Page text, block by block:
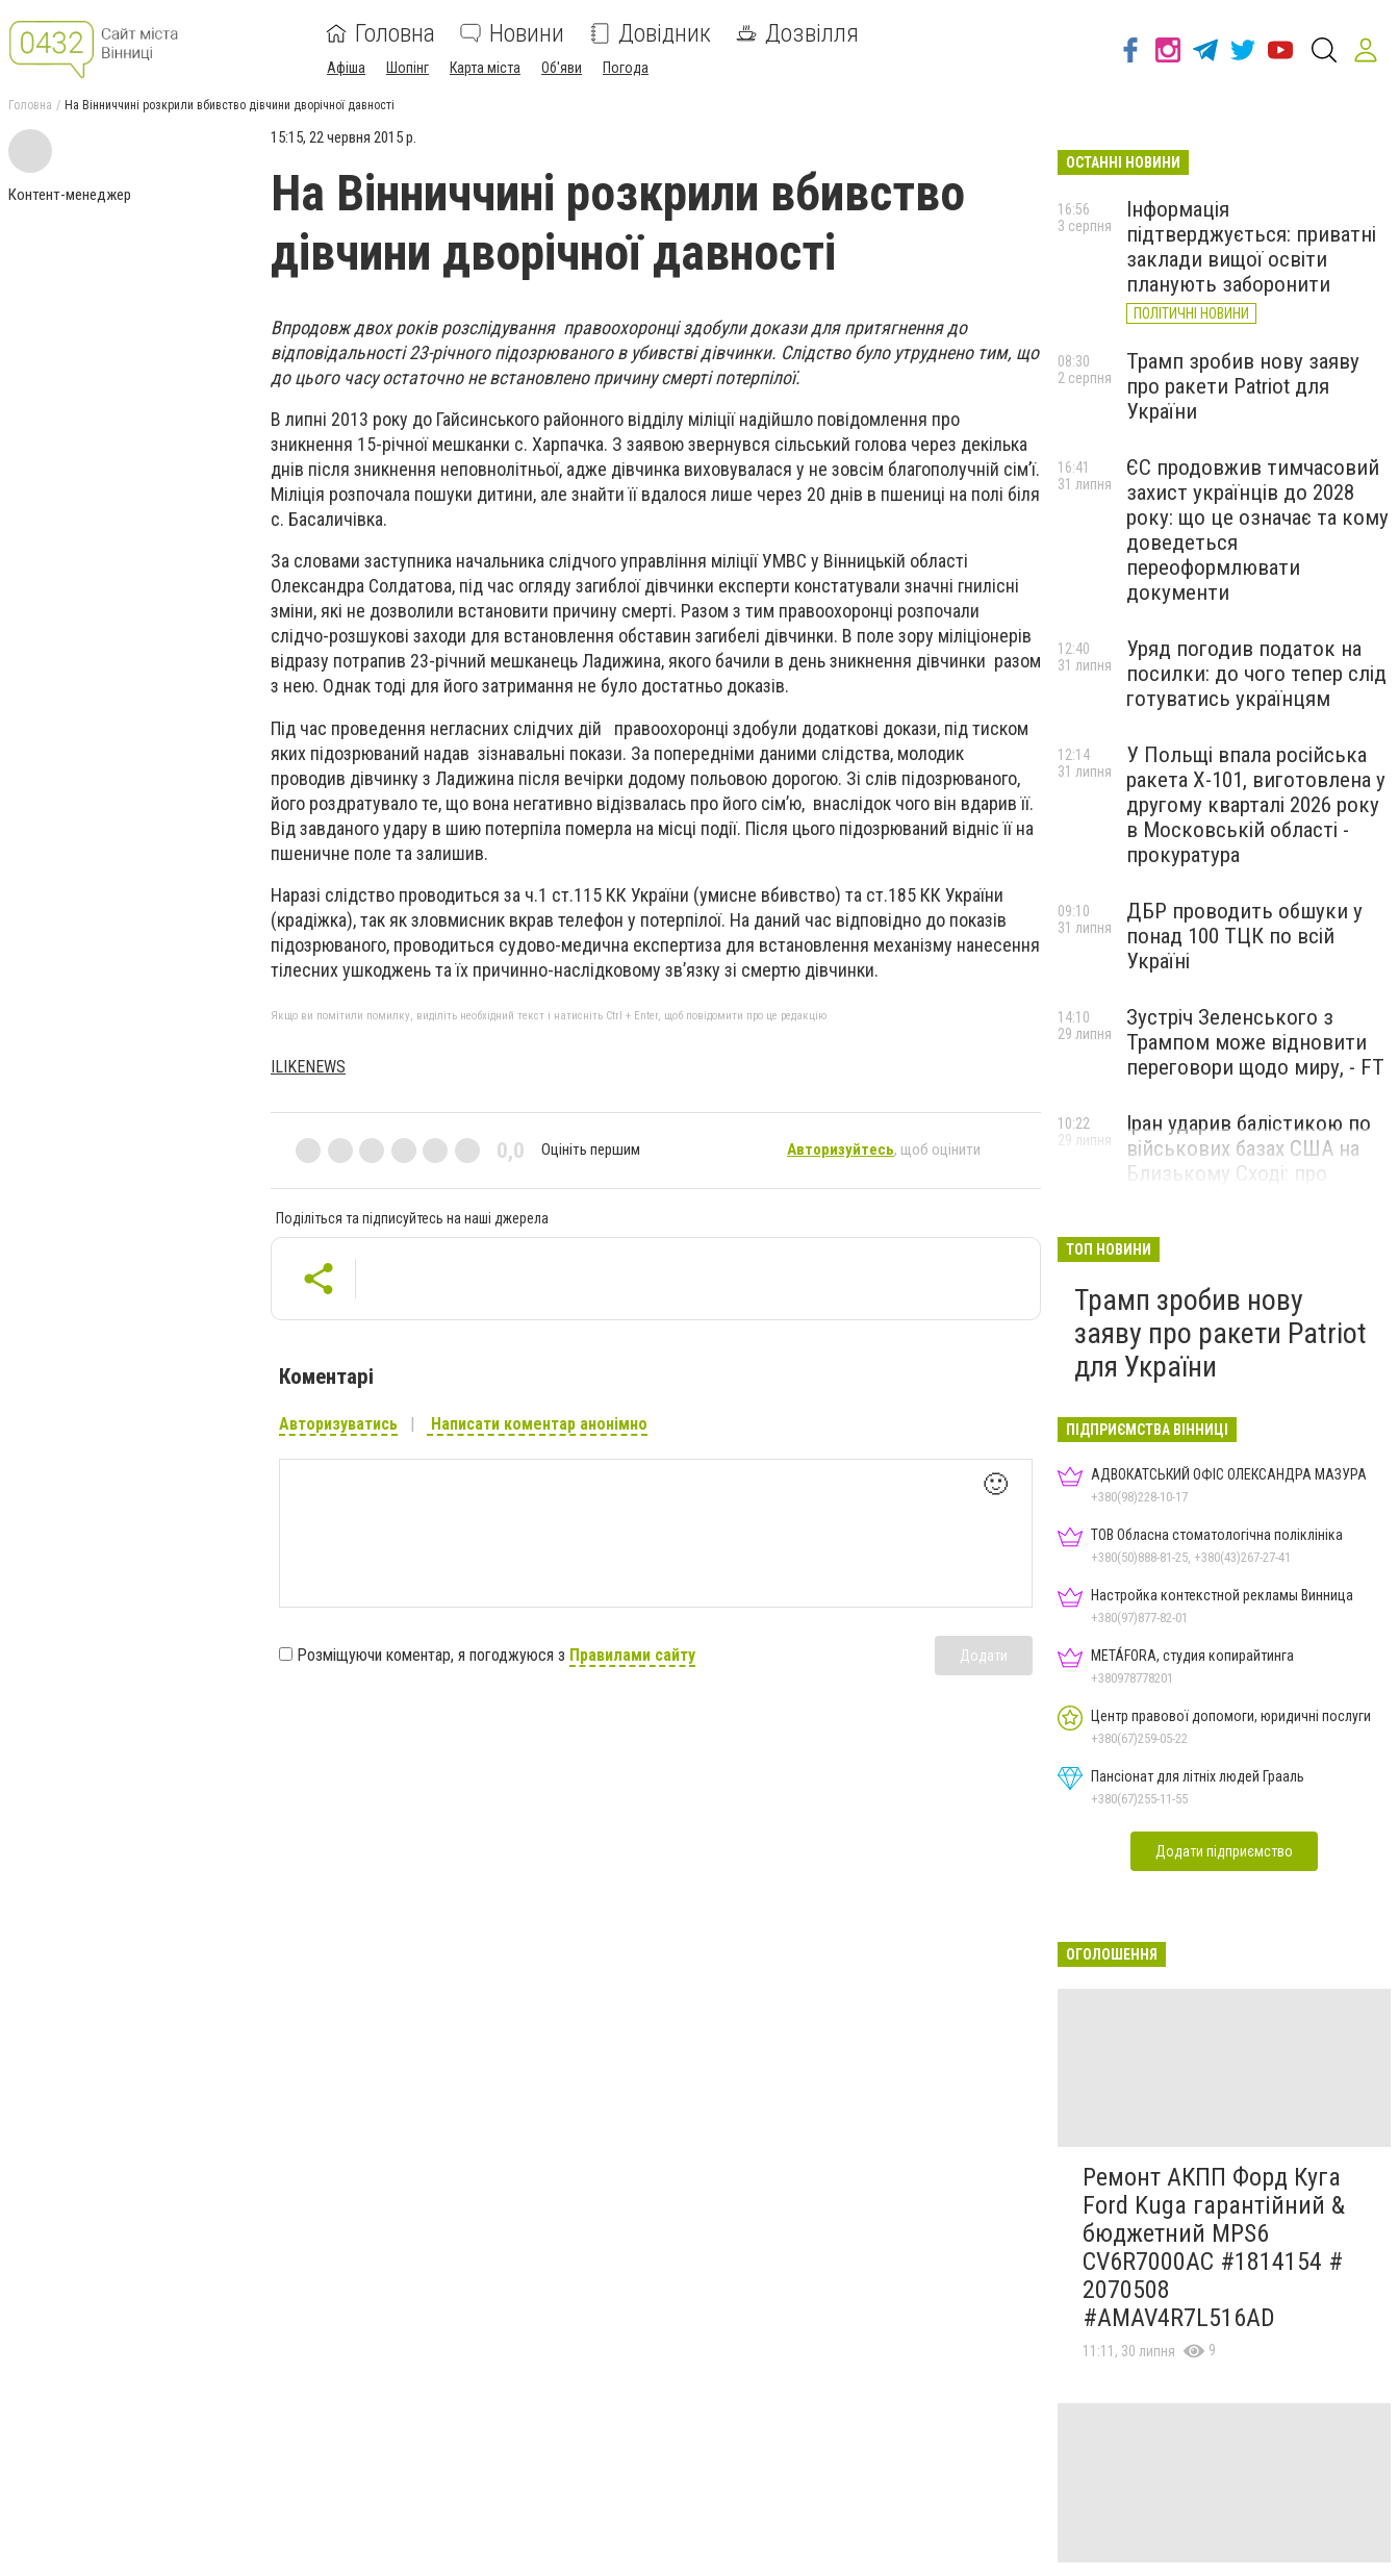
Головна Новини Довідник Дозвілля
Афіша Шопінг Карта міста Об'яви Погода
Головна На Вінниччині розкрили вбивство дівчини дворічної давності
Контент-менеджер
15:15, 22 червня 2015 р.
На Вінниччині розкрили вбивство
дівчини дворічної давності
Впродовж двох років розслідування правоохоронці здобули докази для притягнення до
відповідальності 23-річного підозрюваного в убивстві дівчинки. Слідство було утруднено тим, що
до цього часу остаточно не встановлено причину смерті потерпілої.
В липні 2013 року до Гайсинського районного відділу міліції надійшло повідомлення про
зникнення 15-річної мешканки с. Харпачка. З заявою звернувся сільський голова через декілька
днів після зникнення неповнолітньої, адже дівчинка виховувалася у не зовсім благополучній сім’ї.
Міліція розпочала пошуки дитини, але знайти її вдалося лише через 20 днів в пшениці на полі біля
с. Басаличівка.
За словами заступника начальника слідчого управління міліції УМВС у Вінницькій області
Олександра Солдатова, під час огляду загиблої дівчинки експерти констатували значні гнилісні
зміни, які не дозволили встановити причину смерті. Разом з тим правоохоронці розпочали
слідчо-розшукові заходи для встановлення обставин загибелі дівчинки. В поле зору міліціонерів
відразу потрапив 23-річний мешканець Ладижина, якого бачили в день зникнення дівчинки разом
з нею. Однак тоді для його затримання не було достатньо доказів.
Під час проведення негласних слідчих дій правоохоронці здобули додаткові докази, під тиском
яких підозрюваний надав зізнавальні покази. За попередніми даними слідства, молодик
проводив дівчинку з Ладижина після вечірки додому польовою дорогою. Зі слів підозрюваного,
його роздратувало те, що вона негативно відізвалась про його сім’ю, внаслідок чого він вдарив її.
Від завданого удару в шию потерпіла померла на місці події. Після цього підозрюваний відніс її на
пшеничне поле та залишив.
Наразі слідство проводиться за ч.1 ст.115 КК України (умисне вбивство) та ст.185 КК України
(крадіжка), так як зловмисник вкрав телефон у потерпілої. На даний час відповідно до показів
підозрюваного, проводиться судово-медична експертиза для встановлення механізму нанесення
тілесних ушкоджень та їх причинно-наслідковому зв’язку зі смертю дівчинки.
Якщо ви помітили помилку, виділіть необхідний текст і натисніть Ctrl + Enter, щоб повідомити про це редакцію
ILIKENEWS
0,0 Оцініть першим Авторизуйтесь, щоб оцінити
Поділіться та підписуйтесь на наші джерела
Коментарі
Авторизуватись Написати коментар анонімно
🙂
Розміщуючи коментар, я погоджуюся з Правилами сайту Додати
ОСТАННІ НОВИНИ
Інформація
підтверджується: приватні
заклади вищої освіти
планують заборонити
ПОЛІТИЧНІ НОВИНИ
16:56
3 серпня
Трамп зробив нову заяву
про ракети Patriot для
України
08:30
2 серпня
ЄС продовжив тимчасовий
захист українців до 2028
року: що це означає та кому
доведеться
переоформлювати
документи
16:41
31 липня
Уряд погодив податок на
посилки: до чого тепер слід
готуватись українцям
12:40
31 липня
У Польщі впала російська
ракета X-101, виготовлена у
другому кварталі 2026 року
в Московській області -
прокуратура
12:14
31 липня
ДБР проводить обшуки у
понад 100 ТЦК по всій
Україні
09:10
31 липня
Зустріч Зеленського з
Трампом може відновити
переговори щодо миру, - FT
14:10
29 липня
Іран ударив балістикою по
військових базах США на
Близькому Сході: про
10:22
29 липня
ТОП НОВИНИ
Трамп зробив нову
заяву про ракети Patriot
для України
ПІДПРИЄМСТВА ВІННИЦІ
АДВОКАТСЬКИЙ ОФІС ОЛЕКСАНДРА МАЗУРА
+380(98)228-10-17
ТОВ Обласна стоматологічна поліклініка
+380(50)888-81-25, +380(43)267-27-41
Настройка контекстной рекламы Винница
+380(97)877-82-01
METÁFORA, студия копирайтинга
+380978778201
Центр правової допомоги, юридичні послуги
+380(67)259-05-22
Пансіонат для літніх людей Грааль
+380(67)255-11-55
Додати підприємство
ОГОЛОШЕННЯ
Ремонт АКПП Форд Куга
Ford Kuga гарантійний &
бюджетний MPS6
CV6R7000AC #1814154 #
2070508
#AMAV4R7L516AD
11:11, 30 липня 9